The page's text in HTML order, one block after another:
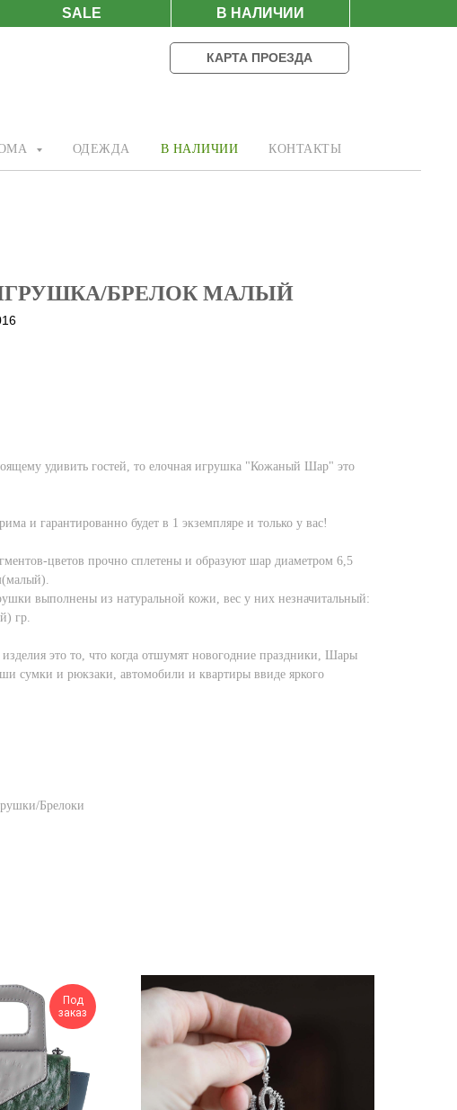
В НАЛИЧИИ
SALE
КАРТА ПРОЕЗДА
ОДЕЖДА В НАЛИЧИИ КОНТАКТЫ
БРЕЛОК МАЛЫЙ
удивить гостей, то елочная игрушка "Кожаный Шар" это
и гарантированно будет в 1 экземпляре и только у вас!
цветов прочно сплетены и образуют шар диаметром 6,5
выполнены из натуральной кожи, вес у них незначитальный:
гр.
это то, что когда отшумят новогодние праздники, Шары
сумки и рюкзаки, автомобили и квартиры ввиде яркого
Брелоки
Под
заказ